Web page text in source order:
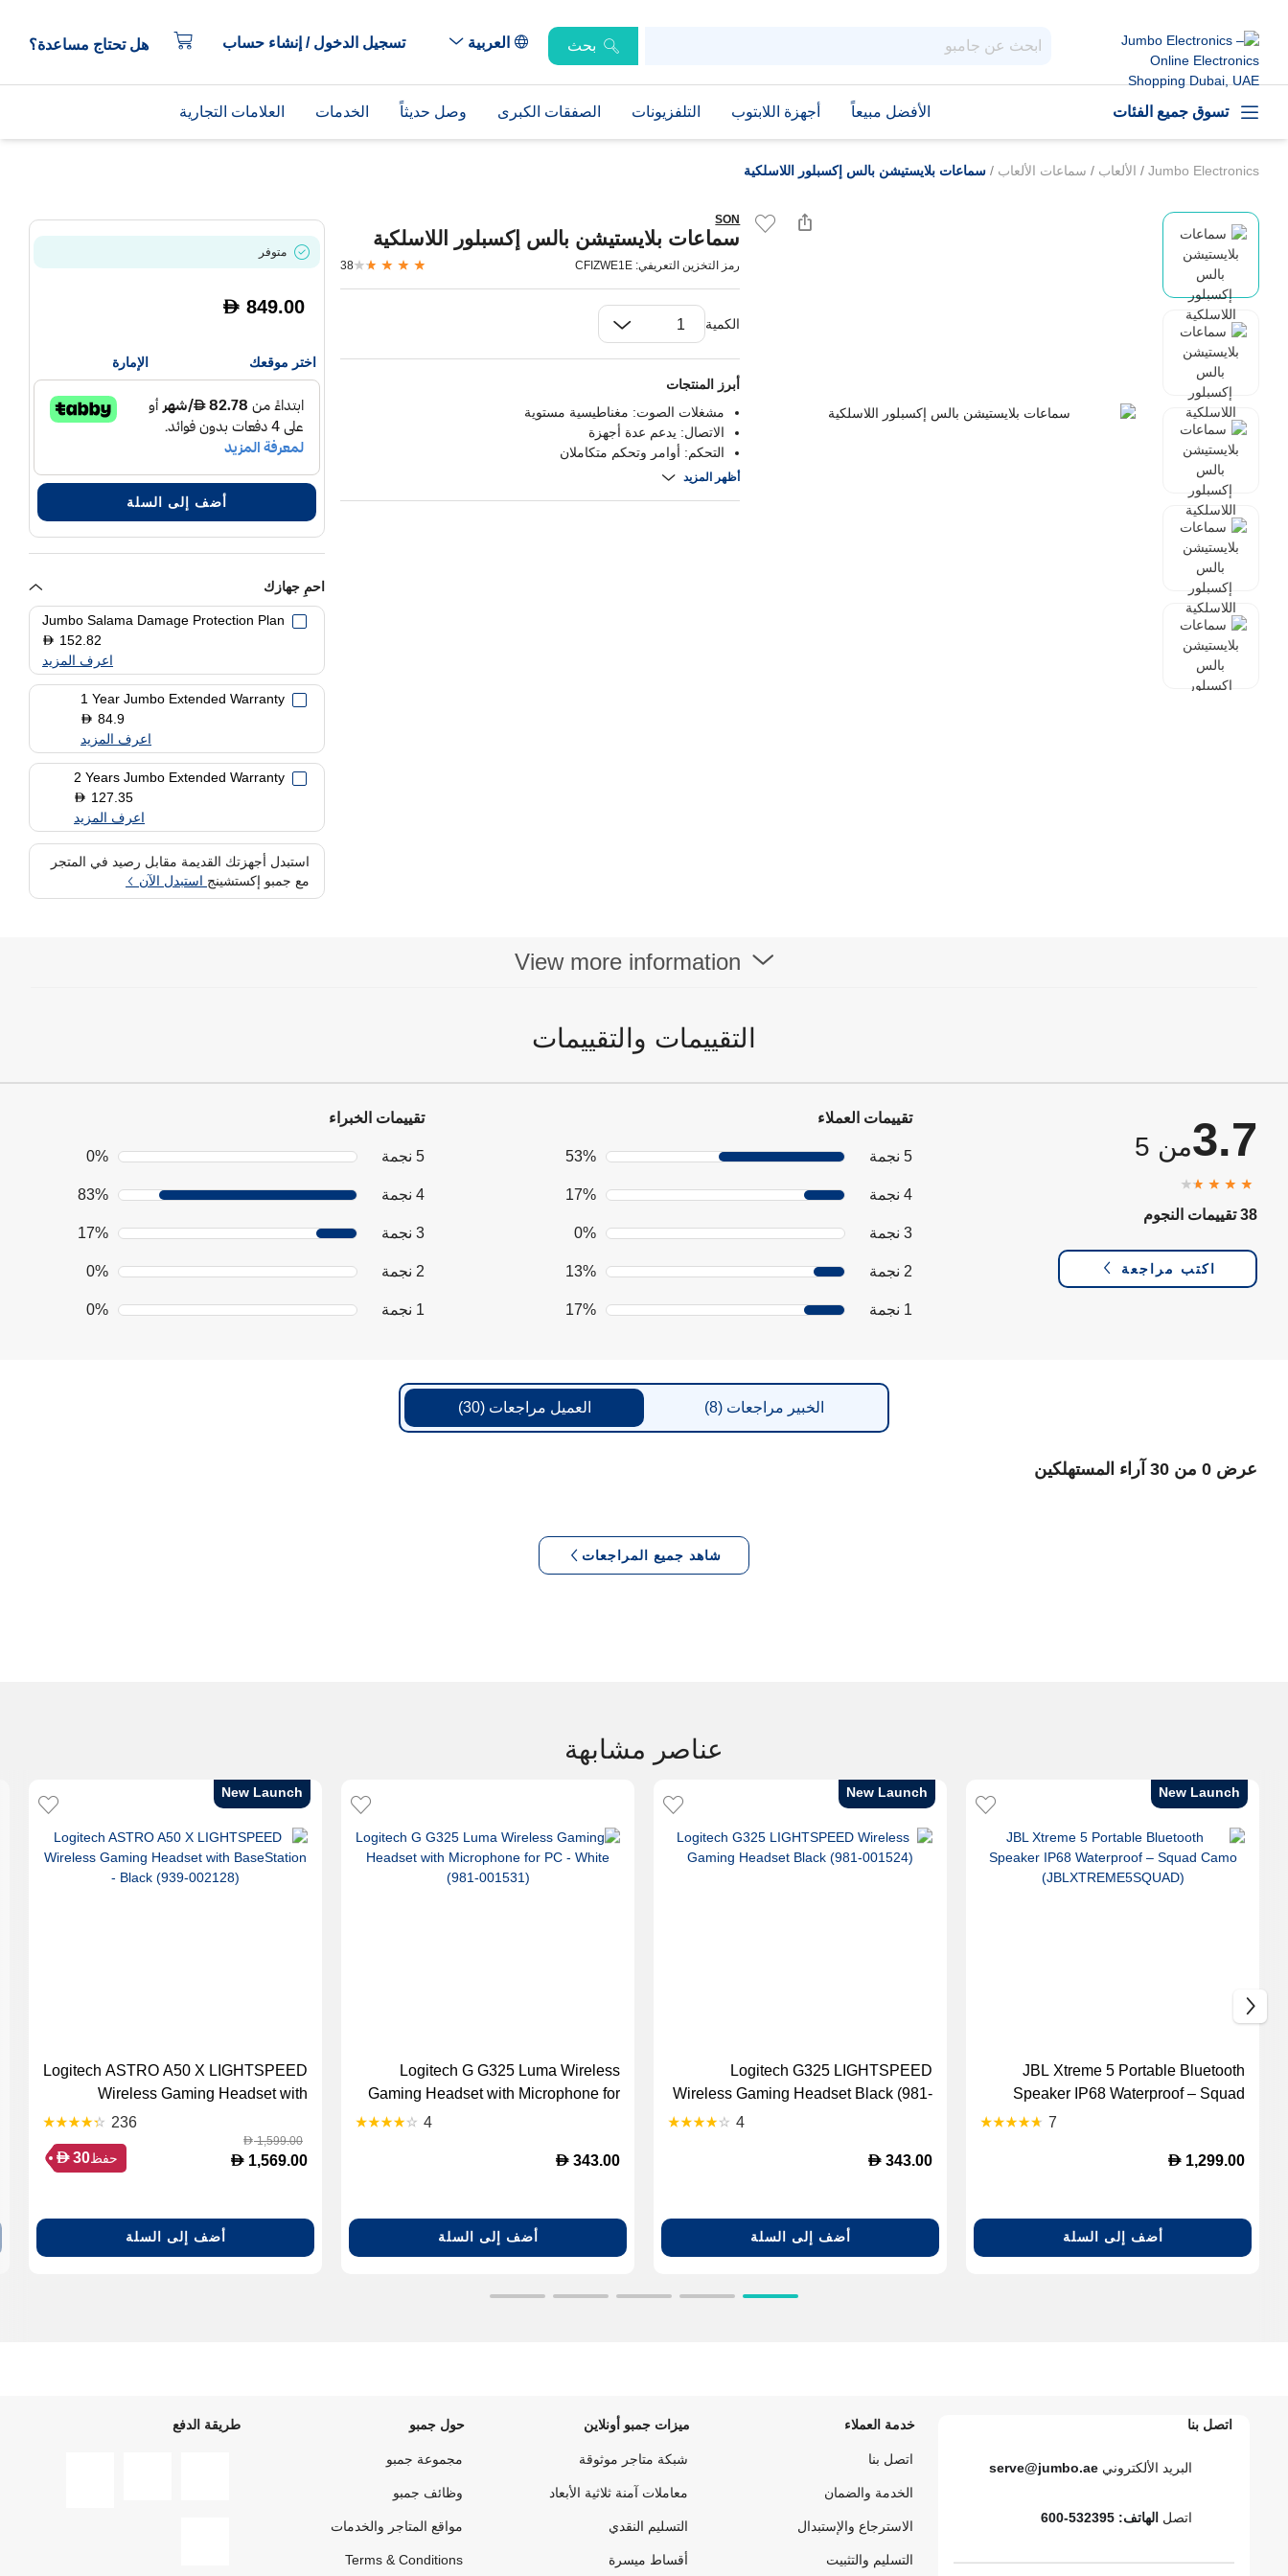
بحث العربية تسجيل الدخول / إنشاء حساب هل تحتاج مساعدة؟
تسوق جميع الفئات الأفضل مبيعاً أجهزة اللابتوب التلفزيونات الصفقات الكبرى وصل حديثاً الخدمات العلامات التجارية
Jumbo Electronics
/ الألعاب / سماعات الألعاب / سماعات بلايستيشن بالس إكسبلور اللاسلكية
SON
سماعات بلايستيشن بالس إكسبلور اللاسلكية
رمز التخزين التعريفي: CFIZWE1E 38
الكمية
أبرز المنتجات
مشغلات الصوت: مغناطيسية مستوية
الاتصال: يدعم عدة أجهزة
التحكم: أوامر وتحكم متكاملان
التصميم: مناسب للمغامرات
أظهر المزيد
متوفر
D 849.00
اختر موقعك الإمارة
أضف إلى السلة
احمِ جهازك
Jumbo Salama Damage Protection Plan
D 152.82
اعرف المزيد
1 Year Jumbo Extended Warranty
D 84.9
اعرف المزيد
2 Years Jumbo Extended Warranty
D 127.35
اعرف المزيد
استبدل أجهزتك القديمة مقابل رصيد في المتجر
مع جمبو إكستشينج استبدل الآن
View more information
التقييمات والتقييمات
3.7من 5
38 تقييمات النجوم
اكتب مراجعة
تقييمات العملاء
5 نجمة 53%
4 نجمة 17%
3 نجمة 0%
2 نجمة 13%
1 نجمة 17%
تقييمات الخبراء
5 نجمة 0%
4 نجمة 83%
3 نجمة 17%
2 نجمة 0%
1 نجمة 0%
العميل مراجعات (30) الخبير مراجعات (8)
عرض 0 من 30 آراء المستهلكين
شاهد جميع المراجعات
عناصر مشابهة
New Launch
JBL Xtreme 5 Portable Bluetooth
Speaker IP68 Waterproof – Squad
Camo (JBLXTREME5SQUAD)
7
D 1,299.00
أضف إلى السلة
New Launch
Logitech G325 LIGHTSPEED
Wireless Gaming Headset Black (981-
4
D 343.00
أضف إلى السلة
Logitech G G325 Luma Wireless
Gaming Headset with Microphone for
4
D 343.00
أضف إلى السلة
New Launch
Logitech ASTRO A50 X LIGHTSPEED
Wireless Gaming Headset with
BaseStation - Black (939-002128)
236
D1,599.00
D 1,569.00 حفظ D 30
أضف إلى السلة
اتصل بنا
البريد الألكتروني serve@jumbo.ae
اتصلالهاتف: 532395-600
خدمة العملاء
اتصل بنا
الخدمة والضمان
الاسترجاع والإستبدال
التسليم والتثبيت
ميزات جمبو أونلاين
شبكة متاجر موثوقة
معاملات آمنة ثلاثية الأبعاد
التسليم النقدي
أقساط ميسرة
حول جمبو
مجموعة جمبو
وظائف جمبو
مواقع المتاجر والخدمات
Terms & Conditions
طريقة الدفع